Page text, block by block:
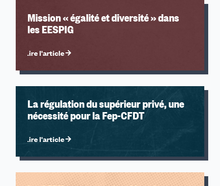
Mission « égalité et diversité » dans
les EESPIG
Lire l'article
La régulation du supérieur privé, une
nécessité pour la Fep-CFDT
Lire l'article